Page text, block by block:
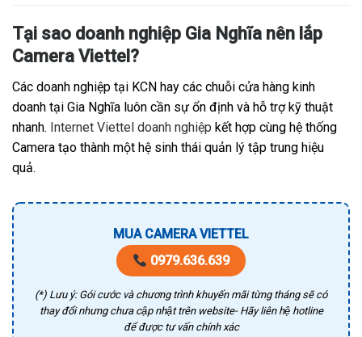
Tại sao doanh nghiệp Gia Nghĩa nên lắp
Camera Viettel?
Các doanh nghiệp tại KCN hay các chuỗi cửa hàng kinh
doanh tại Gia Nghĩa luôn cần sự ổn định và hỗ trợ kỹ thuật
nhanh. Internet Viettel doanh nghiệp kết hợp cùng hệ thống
Camera tạo thành một hệ sinh thái quản lý tập trung hiệu
quả.
MUA CAMERA VIETTEL
0979.636.639
(*) Lưu ý: Gói cước và chương trình khuyến mãi từng tháng sẽ có
thay đổi nhưng chưa cập nhật trên website- Hãy liên hệ hotline
để được tư vấn chính xác